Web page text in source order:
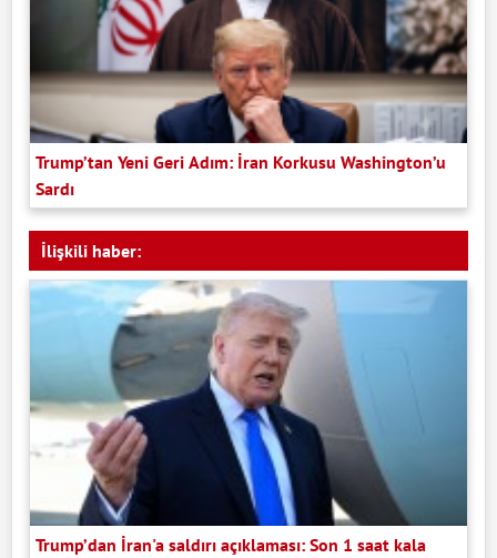
Trump’tan Yeni Geri Adım: İran Korkusu Washington’u
Sardı
İlişkili haber:
Trump’dan İran'a saldırı açıklaması: Son 1 saat kala